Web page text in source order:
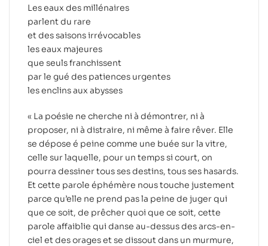
Les eaux des millénaires
parlent du rare
et des saisons irrévocables
les eaux majeures
que seuls franchissent
par le gué des patiences urgentes
les enclins aux abysses
« La poésie ne cherche ni à démontrer, ni à
proposer, ni à distraire, ni même à faire rêver. Elle
se dépose é peine comme une buée sur la vitre,
celle sur laquelle, pour un temps si court, on
pourra dessiner tous ses destins, tous ses hasards.
Et cette parole éphémère nous touche justement
parce qu’elle ne prend pas la peine de juger qui
que ce soit, de prêcher quoi que ce soit, cette
parole affaiblie qui danse au-dessus des arcs-en-
ciel et des orages et se dissout dans un murmure,